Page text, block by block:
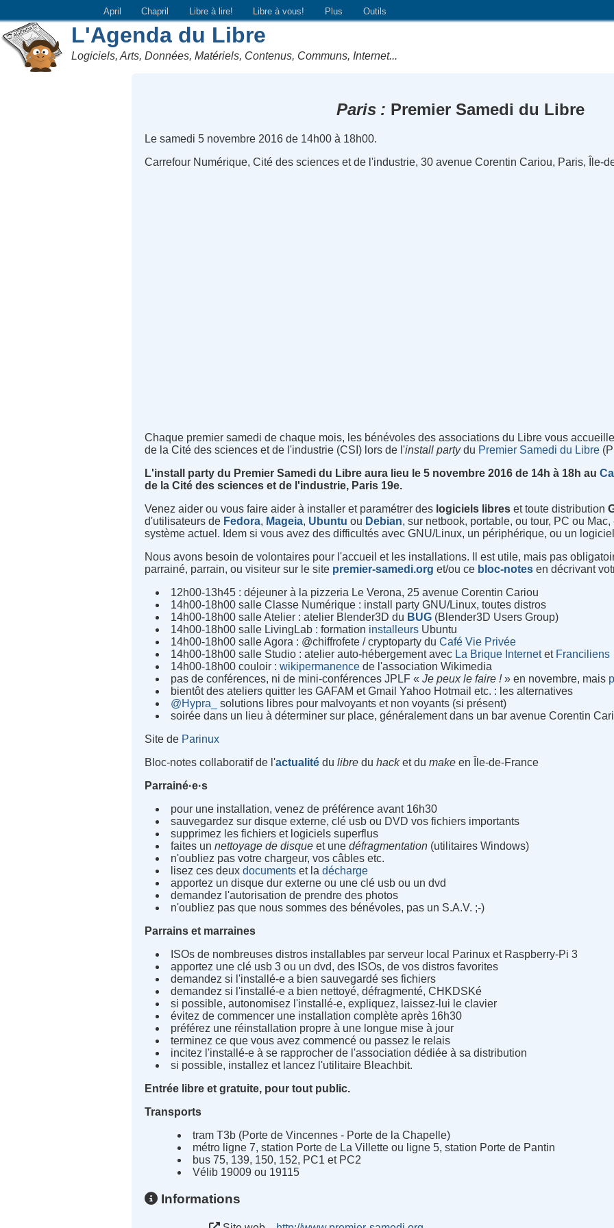
April Chapril Libre à lire! Libre à vous! Plus Outils
L'Agenda du Libre
Logiciels, Arts, Données, Matériels, Contenus, Communs, Internet...
Paris Premier Samedi du Libre
Le samedi 5 novembre 2016 de 14h00 à 18h00.
Carrefour Numérique, Cité des sciences et de l'industrie, 30 avenue Corentin Cariou, Paris, Île-
Chaque premier samedi de chaque mois, les bénévoles des associations du Libre vous
de la Cité des sciences et de l'industrie (CSI) lors de l'install partydu Premier Samedi du Libre
L'install party du Premier Samedi du Libre aura lieu le 5 novembre 2016 de 14h à 18h au
de la Cité des sciences et de l'industrie, Paris 19e.
Venez aider ou vous faire aider à installer et paramétrer des logiciels libres et toute distribution
d'utilisateurs de Fedora, Mageia, Ubuntu ou Debian, sur netbook, portable, ou tour, PC ou
système actuel. Idem si vous avez des difficultés avec GNU/Linux, un périphérique, ou un
Nous avons besoin de volontaires pour l'accueil et les installations. Il est utile, mais pas
parrainé, parrain, ou visiteur sur le site premier-samedi.org et/ou ce bloc-notes en décrivant
12h00-13h45 : déjeuner à la pizzeria Le Verona, 25 avenue Corentin Cariou
14h00-18h00 sa lle Classe Numérique : install party GNU/Linux, toutes distros
14h00-18h00salle Atelier :atelier Blender3D du BUG (Blender3D Users Group)
14h00-18h00salle LivingLab : formation installeurs Ubuntu
14h00-18h00salle Agora : @chiffrofete / cryptoparty duCafé Vie Privée
14h00-18h00salle Studio :atelier auto-hébergement avec La Brique Internetet Franciliens
14h00-18h00couloir :wikipermanence de l'association Wikimedia
pas de conférences, ni de mini-conférences JPLF «Je peux le faire !» en novembre, mais
bientôt des ateliers quitter les GAFAM et Gmail Yahoo Hotmail etc. : les alternatives
@Hypra_
solutions libres pour malvoyants et non voyants (si présent)
soirée dans un lieu à déterminer sur place, généralement dans un bar avenue Corentin
Site de Parinux
Bloc-notes collaboratif de l'actualité dulibre duhacket dumake en Île-de-France
Parrainé·e·s
pour une installation, venez de préférence avant 16h30
sauvegardez sur disque externe, clé usb ou DVD vos fichiers importants
supprimez les fichiers et logiciels superflus
faites unnettoyage de disque et unedéfragmentation (utilitaires Windows)
n'oubliez pas votre chargeur, vos câbles etc.
lisez ces deuxdocuments et ladécharge
apportez un disque dur externe ou une clé usb ou un dvd
demandez l'autorisation de prendre des photos
n'oubliez pas que nous sommes des bénévoles, pas un S.A.V. ;-)
Parrains et marraines
ISOs de nombreuses distros installables par serveur local Parinux et Raspberry-Pi 3
apportez une clé usb 3 ou un dvd, des ISOs, de vos distros favorites
demandez si l'installé-e a bien sauvegardé ses fichiers
demandez si l'installé-e a bien nettoyé, défragmenté, CHKDSKé
si possible, autonomisez l'installé-e, expliquez, laissez-lui le clavier
évitez de commencer une installation complète après 16h30
préférez une réinstallation propre à une longue mise à jour
terminez ce que vous avez commencé ou passez le relais
incitez l'installé-e à se rapprocher de l'association dédiée à sa distribution
si possible, installez et lancez l'utilitaire Bleachbit.
Entrée libre et gratuite, pour tout public.
Transports
tram T3b (Porte de Vincennes - Porte de la Chapelle)
métro ligne 7, station Porte de La Villette ou ligne 5, station Porte de Pantin
bus 75, 139, 150, 152, PC1 et PC2
Vélib 19009 ou 19115
Informations